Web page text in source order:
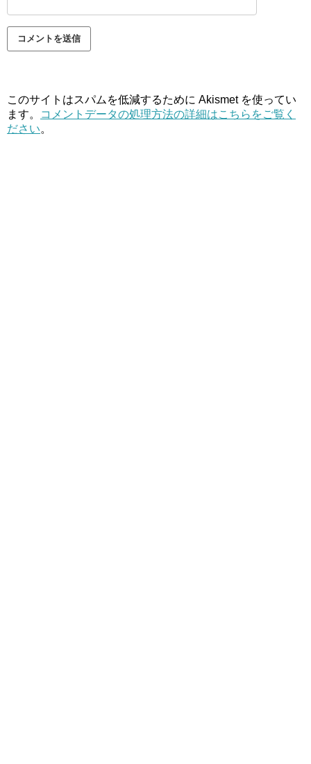
このサイトはスパムを低減するために Akismet を使ってい
ます。
コメントデータの処理方法の詳細はこちらをご覧く
ださい。